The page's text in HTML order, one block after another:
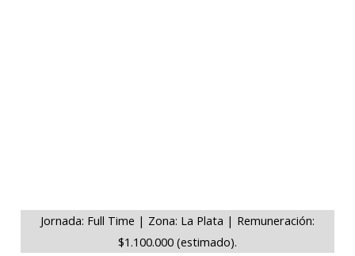
Jornada: Full Time | Zona: La Plata | Remuneración:
$1.100.000 (estimado).